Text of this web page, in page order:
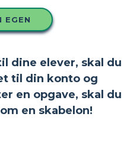
EGEN
dine elever, skal du
til din konto og
en opgave, skal du
en skabelon!